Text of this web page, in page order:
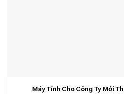
Máy Tính Cho Công Ty Mới